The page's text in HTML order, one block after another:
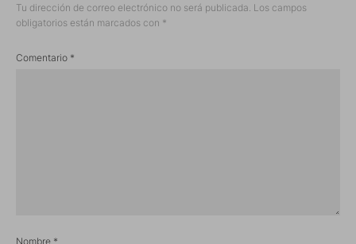
Tu dirección de correo electrónico no será publicada. Los campos
obligatorios están marcados con *
Comentario *
Nombre *